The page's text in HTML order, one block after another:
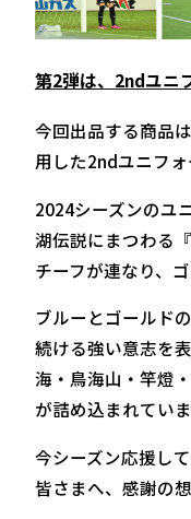
第2弾は、2ndユニ
今回出品する商品
用した2ndユニフォ
2024シーズンのユ
湖伝説にまつわる
チーフが連なり、
ブルーとゴールド
続ける強い意志を
海・鳥海山・竿燈
が詰め込まれていま
今シーズン応援し
皆さまへ、感謝の